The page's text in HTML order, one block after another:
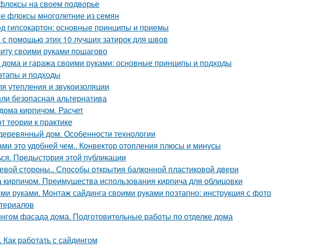
на своем подворье
флоксы многолетние из семян
гипсокартон: основные принципы и приемы
помощью этих 10 лучших затирок для швов
своими руками пошагово
и гаража своими руками: основные принципы и подходы
и подходы
и звукоизоляции
безопасная альтернатива
кирпичом. Расчет
к практике
дом. Особенности технологии
это удобней чем.. Конвектор отопления плюсы и минусы
Предыстория этой публикации
стороны.. Способы открытия балконной пластиковой двери
Преимущества использования кирпича для облицовки
руками. Монтаж сайдинга своими руками поэтапно: инструкция с фото
фасада дома. Подготовительные работы по отделке дома
работать с сайдингом